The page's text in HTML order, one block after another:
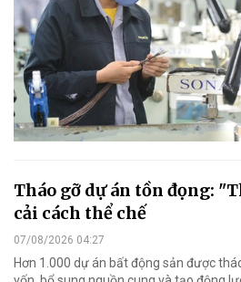
Tháo gỡ dự án tồn đọng:
cải cách thể chế
07/08/2026 04:27
Hơn 1.000 dự án bất động sản được